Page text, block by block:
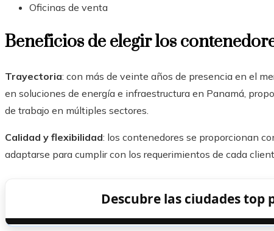
Oficinas de venta
Beneficios de elegir los
Trayectoria: con más de veinte años de presencia en el
en soluciones de energía e infraestructura en Panamá,
de trabajo en múltiples sectores.
Calidad y flexibilidad: los contenedores se proporcionan
adaptarse para cumplir con los requerimientos de cada
Descubre las ciudades top